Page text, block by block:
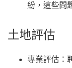
紛，這些問
土地評估
專業評估 ：